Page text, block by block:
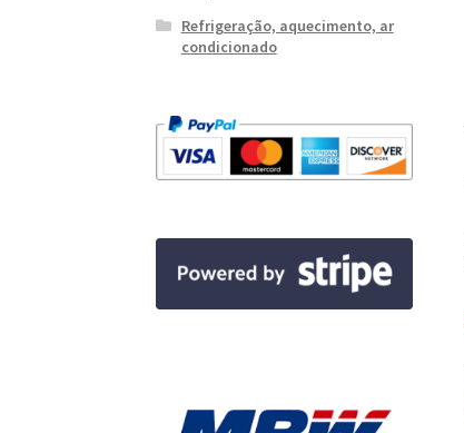
Refrigeração, aquecimento, ar
condicionado